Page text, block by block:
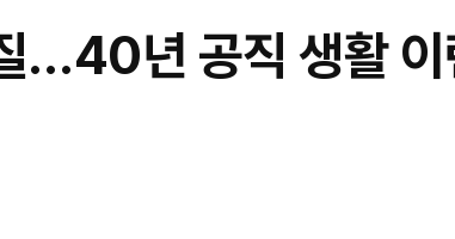
…40년 공직 생활 이